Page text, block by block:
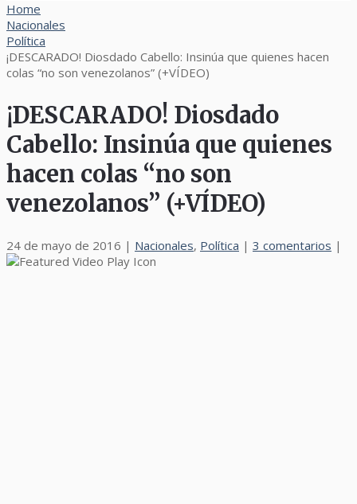
Home
Nacionales
Política
¡DESCARADO! Diosdado Cabello: Insinúa que quienes hacen
colas “no son venezolanos” (+VÍDEO)
¡DESCARADO! Diosdado
Cabello: Insinúa que quienes
hacen colas “no son
venezolanos” (+VÍDEO)
24 de mayo de 2016 | Nacionales, Política | 3 comentarios |